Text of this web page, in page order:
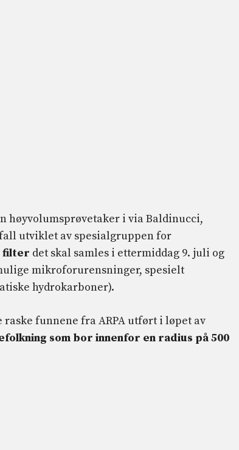
høyvolumsprøvetaker i via Baldinucci,
utviklet av spesialgruppen for
filter det skal samles i ettermiddag 9. juli og
mikroforurensninger, spesielt
hydrokarboner).
funnene fra ARPA utført i løpet av
som bor innenfor en radius på 500